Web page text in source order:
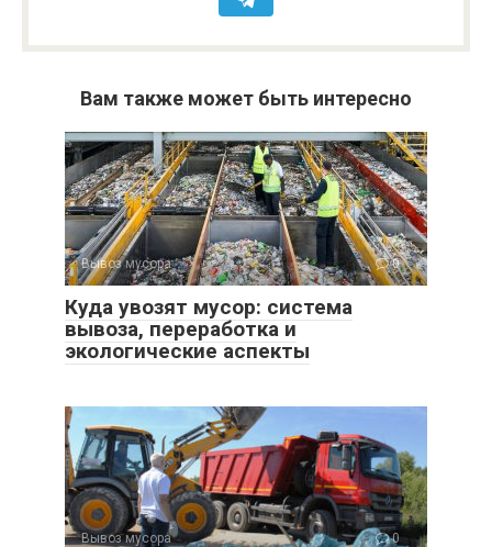
Вам также может быть интересно
Вывоз мусора 0
Куда увозят мусор: система
вывоза, переработка и
экологические аспекты
Вывоз мусора 0